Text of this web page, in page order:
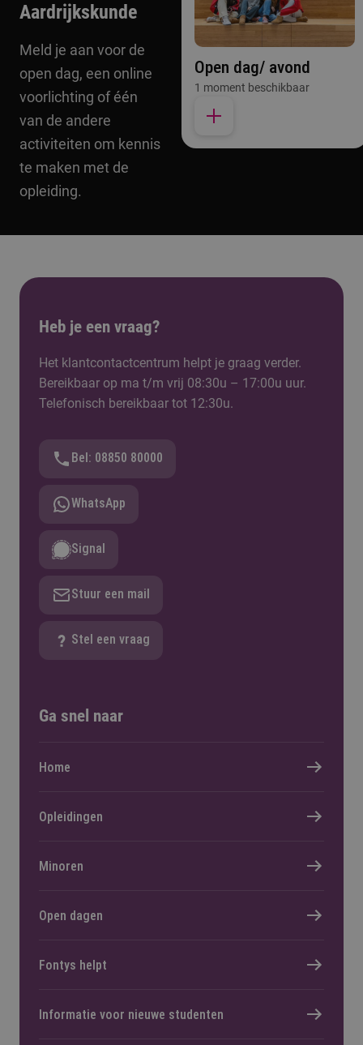
Aardrijkskunde
Meld je aan voor de
open dag, een online
voorlichting of één
van de andere
activiteiten om kennis
te maken met de
opleiding.
Open dag/ avond
1 moment beschikbaar
Heb je een vraag?
Het klantcontactcentrum helpt je graag verder.
Bereikbaar op ma t/m vrij 08:30u – 17:00u uur.
Telefonisch bereikbaar tot 12:30u.
Bel: 08850 80000
WhatsApp
Signal
Stuur een mail
Stel een vraag
Ga snel naar
Home
Opleidingen
Minoren
Open dagen
Fontys helpt
Informatie voor nieuwe studenten